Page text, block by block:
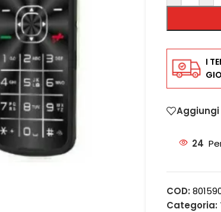
I
24
COD:
Categoria: